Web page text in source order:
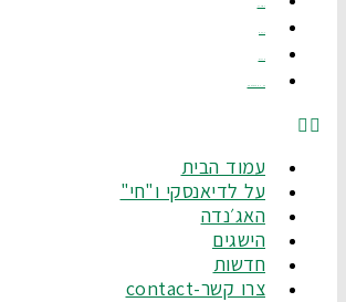
עמוד הבית
על לדיאנסקי ו"חי"
האג׳נדה
הישגים
חדשות
צרו קשר-contact